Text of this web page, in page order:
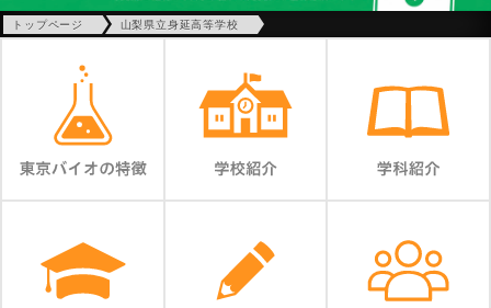
トップページ 山梨県立身延高等学校